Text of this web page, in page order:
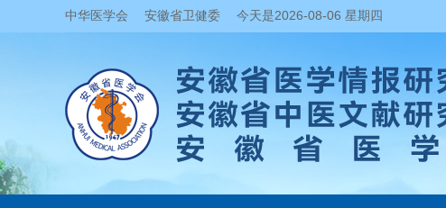
中华医学会 安徽省卫健委 今天是2026-08-06 星期四